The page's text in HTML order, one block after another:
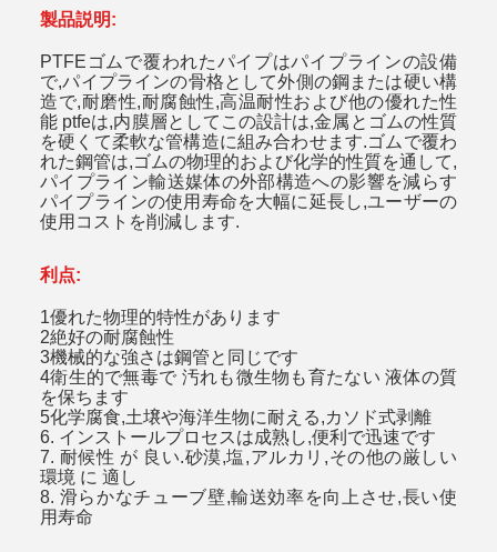
製品説明:
PTFEゴムで覆われたパイプはパイプラインの設備
で,パイプラインの骨格として外側の鋼または硬い構
造で,耐磨性,耐腐蝕性,高温耐性および他の優れた性
能 ptfeは,内膜層としてこの設計は,金属とゴムの性質
を硬くて柔軟な管構造に組み合わせます.ゴムで覆わ
れた鋼管は,ゴムの物理的および化学的性質を通して,
パイプライン輸送媒体の外部構造への影響を減らす
パイプラインの使用寿命を大幅に延長し,ユーザーの
使用コストを削減します.
利点:
1優れた物理的特性があります
2絶好の耐腐蝕性
3機械的な強さは鋼管と同じです
4衛生的で無毒で 汚れも微生物も育たない 液体の質
を保ちます
5化学腐食,土壌や海洋生物に耐える,カソド式剥離
6. インストールプロセスは成熟し,便利で迅速です
7. 耐候性 が 良い.砂漠,塩,アルカリ,その他の厳しい
環境 に 適し
8. 滑らかなチューブ壁,輸送効率を向上させ,長い使
用寿命